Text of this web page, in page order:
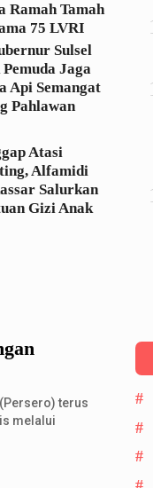
Ramah Tamah
75 LVRI
Sulsel
Jaga
Api Semangat
Pahlawan
Atasi
Alfamidi
Salurkan
Gizi Anak
(Persero) terus
melalui